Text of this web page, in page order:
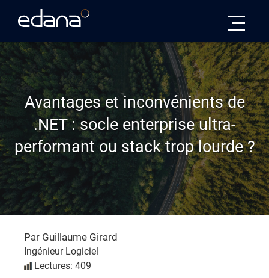
Avantages et inconvénients de
.NET : socle enterprise ultra-
performant ou stack trop lourde ?
Par Guillaume Girard
Ingénieur Logiciel
Lectures: 409